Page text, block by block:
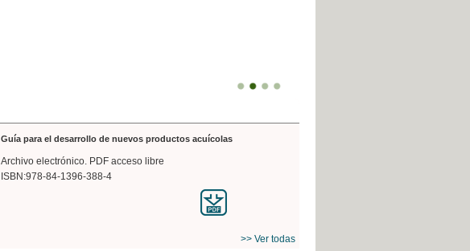
Guía para el desarrollo de nuevos productos acuícolas
Archivo electrónico. PDF acceso libre
ISBN:978-84-1396-388-4
>> Ver todas